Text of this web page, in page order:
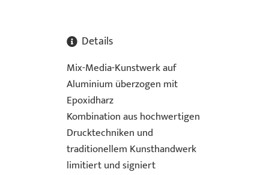
Details
Mix-Media-Kunstwerk auf
Aluminium überzogen mit
Epoxidharz
Kombination aus hochwertigen
Drucktechniken und
traditionellem Kunsthandwerk
limitiert und signiert